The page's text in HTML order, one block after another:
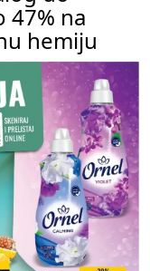
47% na
hemiju